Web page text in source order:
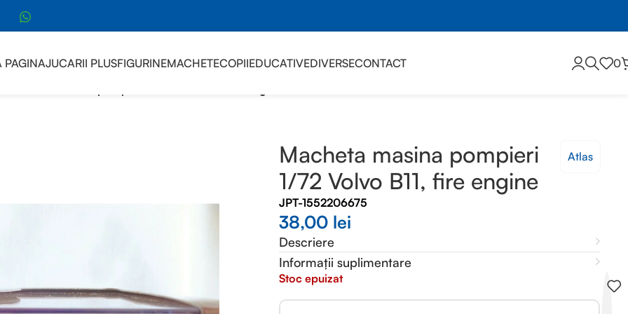
PAGINAJUCARII PLUSFIGURINEMACHETECOPIIEDUCATIVEDIVERSECONTACT
0
Macheta masina pompieri
1/72 Volvo B11, fire engine
Atlas
JPT-1552206675
38,00 lei
Descriere
Informații suplimentare
Stoc epuizat